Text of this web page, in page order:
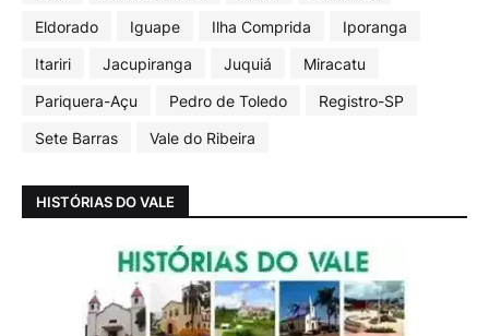
Eldorado
Iguape Ilha Comprida
Iporanga
Itariri
Jacupiranga Juquiá
Miracatu
Pariquera-Açu
Pedro de Toledo
Registro-SP
Sete Barras
Vale do Ribeira
HISTÓRIAS DO VALE